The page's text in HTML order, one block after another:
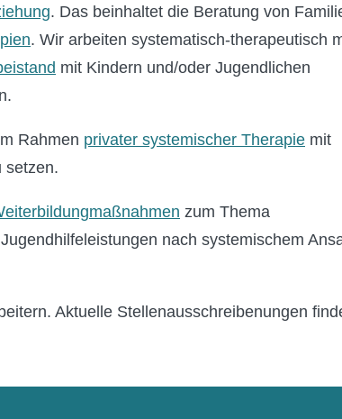
. Das beinhaltet die Beratung von
. Wir arbeiten systematisch-therapeutisch
mit Kindern und/oder Jugendlichen
Rahmen privater systemischer Therapie mit
setzen.
zum Thema
nach systemischem
Aktuelle Stellenausschreibenungen